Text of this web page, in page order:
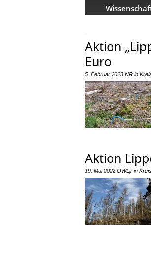
Aktion
Euro
5. Februar 2023 NR in
Aktion
19. Mai 2022 OWLjr in